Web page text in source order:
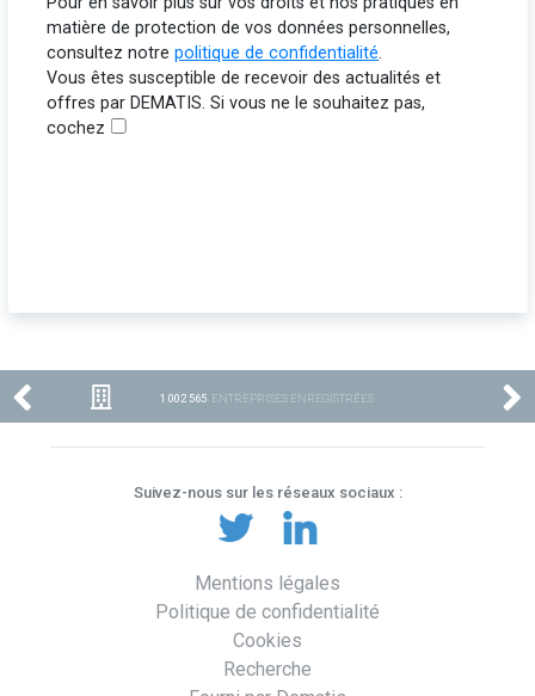
matière de protection de vos données personnelles,
consultez notrepolitique de confidentialité.
Vous êtes susceptible de recevoir des actualités et
offres par DEMATIS. Si vous ne le souhaitez pas,
cochez
1 002 565 ENTREPRISES ENREGISTRÉES
Suivez-nous sur les réseaux sociaux :
Mentions légales
Politique de confidentialité
Cookies
Recherche